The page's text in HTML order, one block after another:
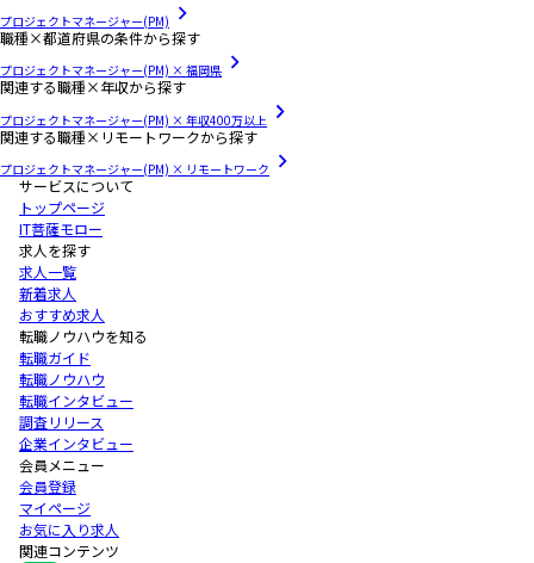
プロジェクトマネージャー(PM)
職種×都道府県の条件から探す
プロジェクトマネージャー(PM) × 福岡県
関連する職種×年収から探す
プロジェクトマネージャー(PM) × 年収400万以上
関連する職種×リモートワークから探す
プロジェクトマネージャー(PM) × リモートワーク
サービスについて
トップページ
IT菩薩モロー
求人を探す
求人一覧
新着求人
おすすめ求人
転職ノウハウを知る
転職ガイド
転職ノウハウ
転職インタビュー
調査リリース
企業インタビュー
会員メニュー
会員登録
マイページ
お気に入り求人
関連コンテンツ